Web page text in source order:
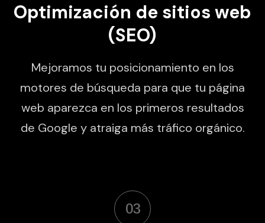
Optimización de sitios web
(SEO)
Mejoramos tu posicionamiento en los
motores de búsqueda para que tu página
web aparezca en los primeros resultados
de Google y atraiga más tráfico orgánico.
03